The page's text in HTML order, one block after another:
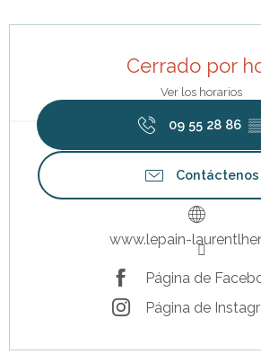
Cerrado por
Ver los horarios
09 55 28 86
Contáctenos
www.lepain-
Página de
Página de